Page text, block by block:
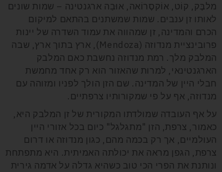
מלבֶּק, קוֹט, אוֹקסֶרוֹאה, אוּבַה ארגנטינה – שמות שונים
לאותו זן ענבים. שמות שמשתנים בהתאם למיקום
הכרם והמדינה, זן שמהווה את עמוד השדרה של יינות
פרובינציית מנדוזה (Mendoza), ארץ בתוך ארץ, שבה
המלבק מלך. רמת מנדוזה נחשבת כאם המלבק
הארגנטינאי, למרות שהאזור הוא רק אחד מחמשת
חבלי היין של המדינה. שם הזן הולך לפניו ומזוהה עם
מנדוזה, אף על פי שמקורותיו צרפתיים.
על אף העובדה שמולדתו המקורית של זן המלבק היא,
כאמור, צרפת, הזן "מתגלגל" כיום בכל אזורי היין
העולמיים, אך רק בכמה מהם, כגון מנדוזה או דרום
צרפת, הגפן מראה את יכולתה האמיתית. היא מתפתחת
ונותנת את הפרי הכי טוב כשהיא גדלה על אדמה גירית